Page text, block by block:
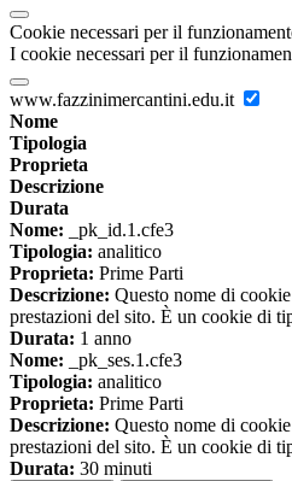
Cookie necessari per il
I cookie necessari per il
www.fazzinimercantini.edu.it
Nome
Tipologia
Proprieta
Descrizione
Durata
Nome: _pk_id.1.cfe3
Tipologia: analitico
Proprieta: Prime Parti
Descrizione: Questo nome di
prestazioni del sito. È un cookie di
Durata: 1 anno
Nome: _pk_ses.1.cfe3
Tipologia: analitico
Proprieta: Prime Parti
Descrizione: Questo nome di
prestazioni del sito. È un cookie di
Durata: 30 minuti